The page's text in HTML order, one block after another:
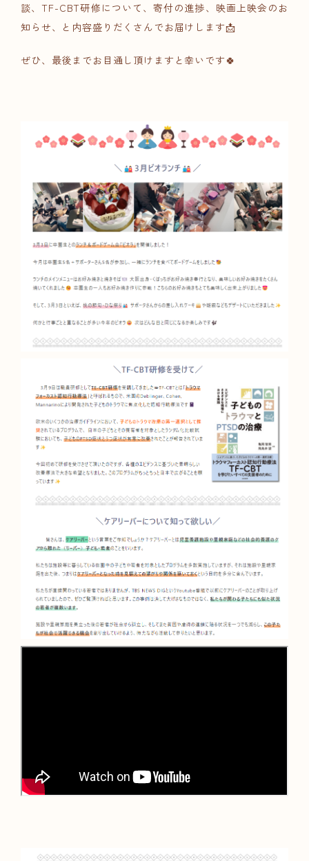
談、TF-CBT研修について 、寄付の進捗、 映画上映会のお
知らせ、と内容盛りだくさんでお届けします📩
ぜひ、最後までお目通し頂けますと幸いです🍀